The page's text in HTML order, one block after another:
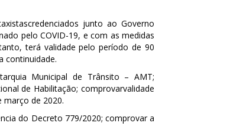
junto ao Governo
pelo COVID-19, e com as medidas
terá validade pelo período de 90
continuidade.
Municipal de Trânsito – AMT;
de Habilitação; comprovarvalidade
março de 2020.
do Decreto 779/2020; comprovar a